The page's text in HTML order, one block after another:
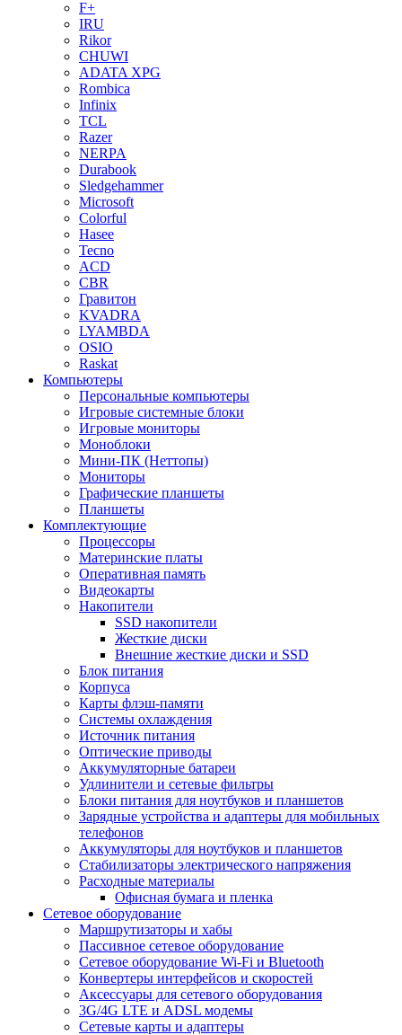
F+
IRU
Rikor
CHUWI
ADATA XPG
Rombica
Infinix
TCL
Razer
NERPA
Durabook
Sledgehammer
Microsoft
Colorful
Hasee
Tecno
ACD
CBR
Гравитон
KVADRA
LYAMBDA
OSIO
Raskat
Компьютеры
Персональные компьютеры
Игровые системные блоки
Игровые мониторы
Моноблоки
Мини-ПК (Неттопы)
Мониторы
Графические планшеты
Планшеты
Комплектующие
Процессоры
Материнские платы
Оперативная память
Видеокарты
Накопители
SSD накопители
Жесткие диски
Внешние жесткие диски и SSD
Блок питания
Корпуса
Карты флэш-памяти
Системы охлаждения
Источник питания
Оптические приводы
Аккумуляторные батареи
Удлинители и сетевые фильтры
Блоки питания для ноутбуков и планшетов
Зарядные устройства и адаптеры для мобильных
телефонов
Аккумуляторы для ноутбуков и планшетов
Стабилизаторы электрического напряжения
Расходные материалы
Офисная бумага и пленка
Сетевое оборудование
Маршрутизаторы и хабы
Пассивное сетевое оборудование
Сетевое оборудование Wi-Fi и Bluetooth
Конвертеры интерфейсов и скоростей
Аксессуары для сетевого оборудования
3G/4G LTE и ADSL модемы
Сетевые карты и адаптеры